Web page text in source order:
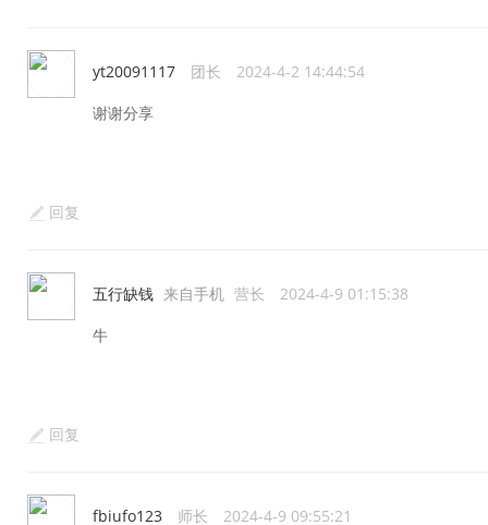
yt20091117 团长 2024-4-2 14:44:54
谢谢分享
回复
五行缺钱 来自手机 营长 2024-4-9 01:15:38
牛
回复
fbiufo123 师长 2024-4-9 09:55:21